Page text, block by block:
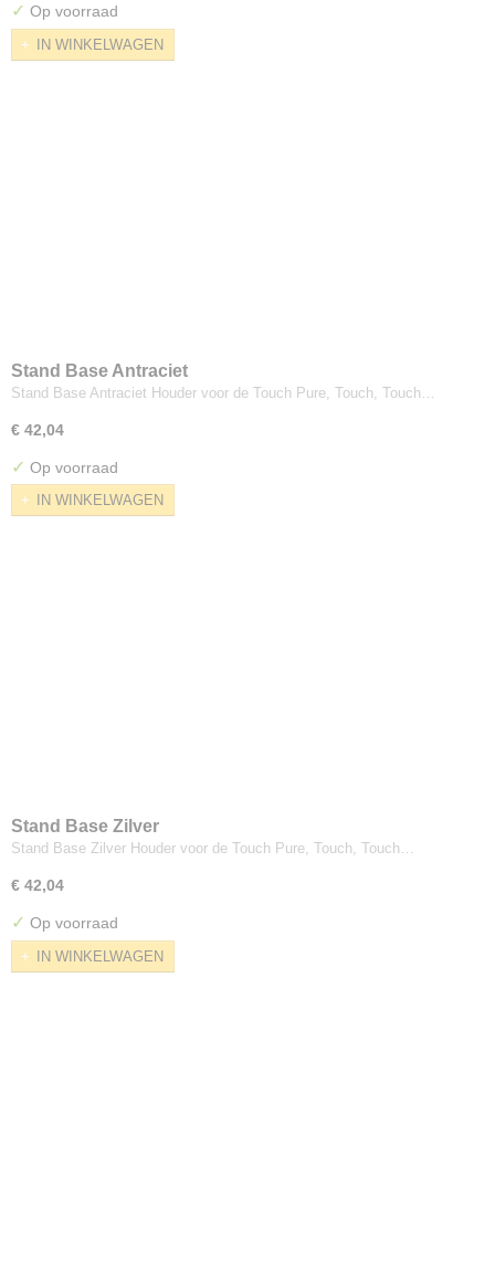
✓ Op voorraad
IN WINKELWAGEN
Stand Base Antraciet
Stand Base Antraciet Houder voor de Touch Pure, Touch, Touch…
€ 42,04
✓ Op voorraad
IN WINKELWAGEN
Stand Base Zilver
Stand Base Zilver Houder voor de Touch Pure, Touch, Touch…
€ 42,04
✓ Op voorraad
IN WINKELWAGEN